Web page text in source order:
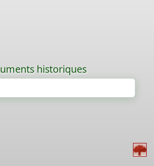
historiques